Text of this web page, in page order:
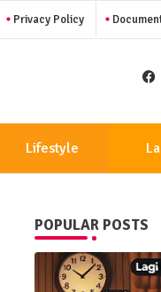
Privacy Policy
Lifestyle
POPULAR POSTS